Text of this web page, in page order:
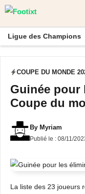
Aller
contenu
Ligue des Champions
COUPE DU MONDE
Guinée pour
Coupe du
By Myriam
Publié le : 08/11/
La liste des 23 joueurs